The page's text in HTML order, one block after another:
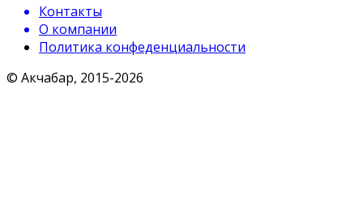
Контакты
О компании
Политика конфеденциальности
© Акчабар, 2015-2026